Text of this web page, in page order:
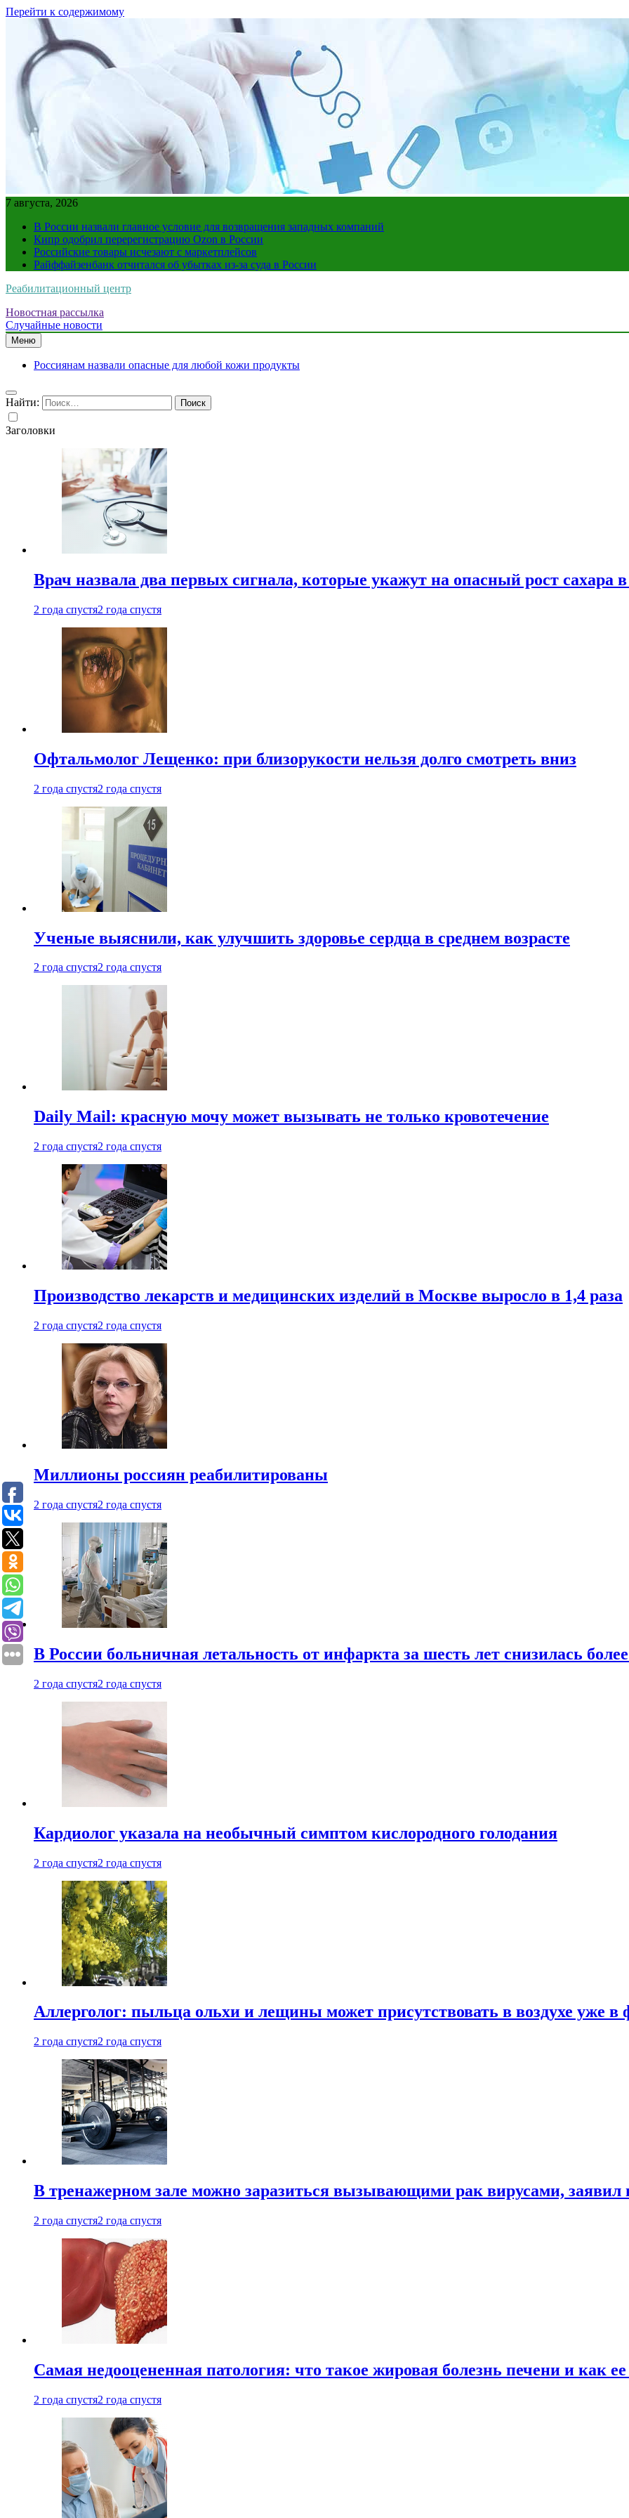
Перейти к содержимому
7 августа, 2026
В России назвали главное условие для возвращения западных компаний
Кипр одобрил перерегистрацию Ozon в России
Российские товары исчезают с маркетплейсов
Райффайзенбанк отчитался об убытках из-за суда в России
Реабилитационный центр
Новостная рассылка
Случайные новости
Меню
Россиянам назвали опасные для любой кожи продукты
Найти:
Заголовки
Врач назвала два первых сигнала, которые укажут на опасный рост сахара
2 года спустя2 года спустя
Офтальмолог Лещенко: при близорукости нельзя долго смотреть вниз
2 года спустя2 года спустя
Ученые выяснили, как улучшить здоровье сердца в среднем возрасте
2 года спустя2 года спустя
Daily Mail: красную мочу может вызывать не только кровотечение
2 года спустя2 года спустя
Производство лекарств и медицинских изделий в Москве выросло в 1,4 раза
2 года спустя2 года спустя
Миллионы россиян реабилитированы
2 года спустя2 года спустя
В России больничная летальность от инфаркта за шесть лет снизилась
2 года спустя2 года спустя
Кардиолог указала на необычный симптом кислородного голодания
2 года спустя2 года спустя
Аллерголог: пыльца ольхи и лещины может присутствовать в воздухе уже в
2 года спустя2 года спустя
В тренажерном зале можно заразиться вызывающими рак вирусами, заявил
2 года спустя2 года спустя
Самая недооцененная патология: что такое жировая болезнь печени и как
2 года спустя2 года спустя